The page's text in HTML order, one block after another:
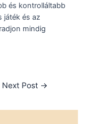
és kontrolláltabb
játék és az
mindig
Next Post →